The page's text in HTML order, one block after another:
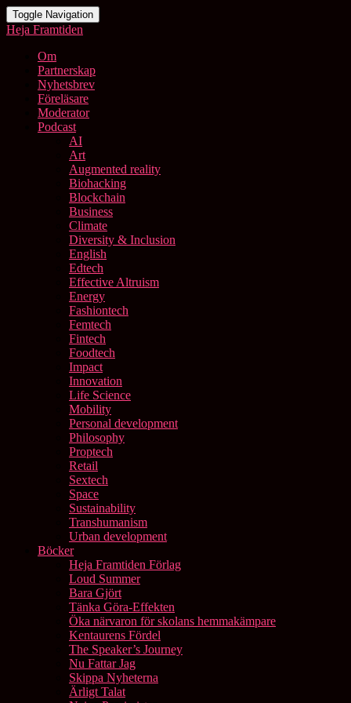
Toggle Navigation
Heja Framtiden
Om
Partnerskap
Nyhetsbrev
Föreläsare
Moderator
Podcast
AI
Art
Augmented reality
Biohacking
Blockchain
Business
Climate
Diversity & Inclusion
English
Edtech
Effective Altruism
Energy
Fashiontech
Femtech
Fintech
Foodtech
Impact
Innovation
Life Science
Mobility
Personal development
Philosophy
Proptech
Retail
Sextech
Space
Sustainability
Transhumanism
Urban development
Böcker
Heja Framtiden Förlag
Loud Summer
Bara Gjört
Tänka Göra-Effekten
Öka närvaron för skolans hemmakämpare
Kentaurens Fördel
The Speaker’s Journey
Nu Fattar Jag
Skippa Nyheterna
Ärligt Talat